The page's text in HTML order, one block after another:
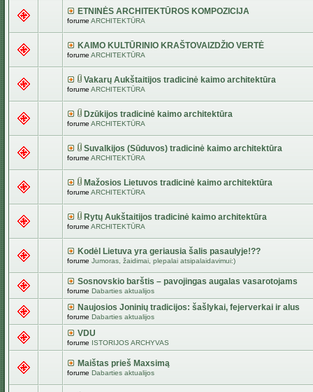
ETNINĖS ARCHITEKTŪROS KOMPOZICIJA
forume ARCHITEKTŪRA
KAIMO KULTŪRINIO KRAŠTOVAIZDŽIO VERTĖ
forume ARCHITEKTŪRA
Vakarų Aukštaitijos tradicinė kaimo architektūra
forume ARCHITEKTŪRA
Dzūkijos tradicinė kaimo architektūra
forume ARCHITEKTŪRA
Suvalkijos (Sūduvos) tradicinė kaimo architektūra
forume ARCHITEKTŪRA
Mažosios Lietuvos tradicinė kaimo architektūra
forume ARCHITEKTŪRA
Rytų Aukštaitijos tradicinė kaimo architektūra
forume ARCHITEKTŪRA
Kodėl Lietuva yra geriausia šalis pasaulyje!??
forume Jumoras, žaidimai, plepalai atsipalaidavimui:)
Sosnovskio barštis – pavojingas augalas vasarotojams
forume Dabarties aktualijos
Naujosios Joninių tradicijos: šašlykai, fejerverkai ir alus
forume Dabarties aktualijos
VDU
forume ISTORIJOS ARCHYVAS
Maištas prieš Maxsimą
forume Dabarties aktualijos